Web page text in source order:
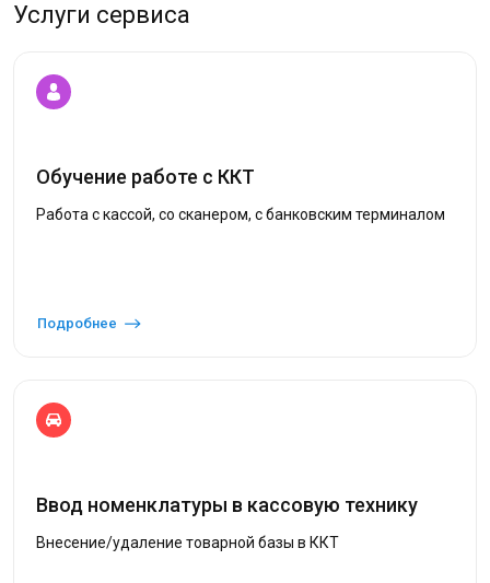
Услуги сервиса
Обучение работе с ККТ
Работа с кассой, со сканером, с банковским терминалом
Подробнее
Ввод номенклатуры в кассовую технику
Внесение/удаление товарной базы в ККТ